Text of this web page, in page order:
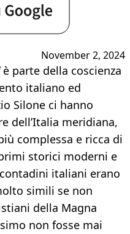
November 2, 2024
è parte della coscienza
italiano ed
Silone ci hanno
dell’Italia meridiana,
complessa e ricca di
storici moderni e
italiani erano
simili se non
della Magna
non fosse mai